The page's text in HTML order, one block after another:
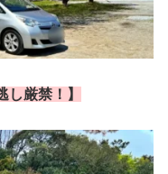
し厳禁！】